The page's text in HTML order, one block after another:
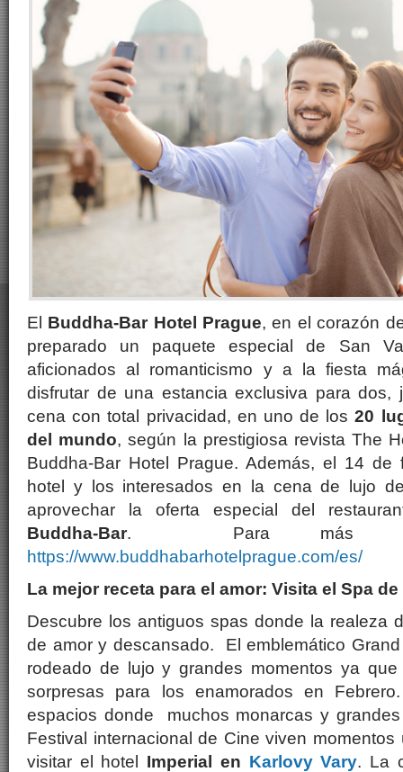
El Buddha-Bar Hotel Prague, en el corazón
preparado un paquete especial de San
aficionados al romanticismo y a la fiesta
disfrutar de una estancia exclusiva para dos,
cena con total privacidad, en uno de los20
del mundo, según la prestigiosa revista The
Buddha-Bar Hotel Prague. Además, el 14 de
hotel y los interesados en la cena de lujo
aprovechar la oferta especial del
Buddha-Bar. Para más
https://www.buddhabarhotelprague.com/es/
La mejor receta para el amor: Visita el Spa
Descubre los antiguos spas donde la realeza
de amor y descansado. El emblemático
rodeado de lujo y grandes momentos ya
sorpresas para los enamorados en
espacios donde muchos monarcas y
Festival internacional de Cine viven
visitar el hotel Imperial en Karlovy Vary. La